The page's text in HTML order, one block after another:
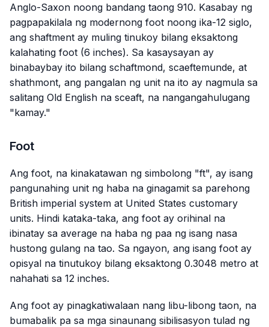
Anglo-Saxon noong bandang taong 910. Kasabay ng
pagpapakilala ng modernong foot noong ika-12 siglo,
ang shaftment ay muling tinukoy bilang eksaktong
kalahating foot (6 inches). Sa kasaysayan ay
binabaybay ito bilang schaftmond, scaeftemunde, at
shathmont, ang pangalan ng unit na ito ay nagmula sa
salitang Old English na sceaft, na nangangahulugang
"kamay."
Foot
Ang foot, na kinakatawan ng simbolong "ft", ay isang
pangunahing unit ng haba na ginagamit sa parehong
British imperial system at United States customary
units. Hindi kataka-taka, ang foot ay orihinal na
ibinatay sa average na haba ng paa ng isang nasa
hustong gulang na tao. Sa ngayon, ang isang foot ay
opisyal na tinutukoy bilang eksaktong 0.3048 metro at
nahahati sa 12 inches.
Ang foot ay pinagkatiwalaan nang libu-libong taon, na
bumabalik pa sa mga sinaunang sibilisasyon tulad ng